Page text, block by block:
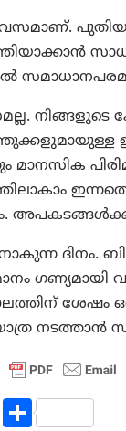
മാനസിക
ദിനം.
ഗണ്യമായി
നടത്താന്‍
R S